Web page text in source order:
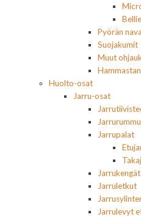
Pyörän
Suojakumit
Muut
Huolto-osat
Jarru-osat
Jarrupalat
Jarrukengät
Jarruletkut
Jarrulevyt